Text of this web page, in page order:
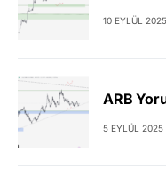
10 EYLÜL 2025
ARB
5 EYLÜL 2025